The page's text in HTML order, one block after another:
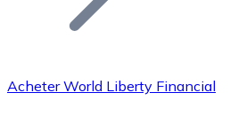
Acheter World Liberty Financial